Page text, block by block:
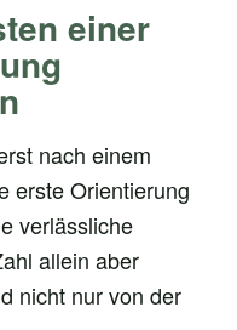
einer
nach einem
erste Orientierung
verlässliche
allein aber
nicht nur von der